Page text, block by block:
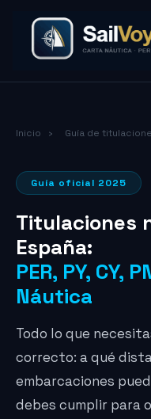
Inicio › Guía de
Guía oficial 2025
Titulaciones
España:
PER, PY, CY,
Náutica
Todo lo que
correcto: a qué
embarcaciones
debes cumplir para